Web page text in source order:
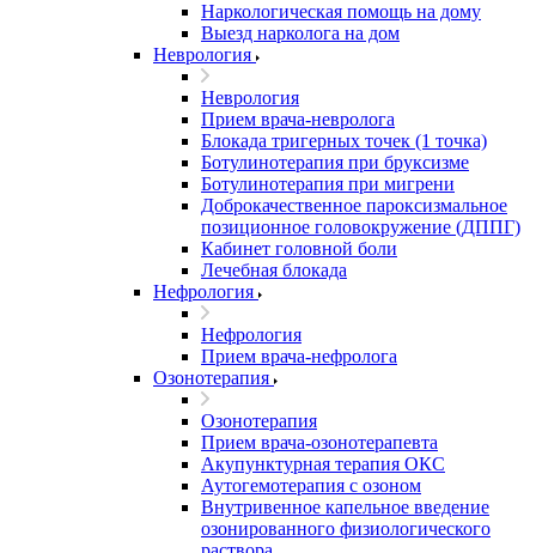
Наркологическая помощь на дому
Выезд нарколога на дом
Неврология
Неврология
Прием врача-невролога
Блокада тригерных точек (1 точка)
Ботулинотерапия при бруксизме
Ботулинотерапия при мигрени
Доброкачественное пароксизмальное
позиционное головокружение (ДППГ)
Кабинет головной боли
Лечебная блокада
Нефрология
Нефрология
Прием врача-нефролога
Озонотерапия
Озонотерапия
Прием врача-озонотерапевта
Акупунктурная терапия ОКС
Аутогемотерапия с озоном
Внутривенное капельное введение
озонированного физиологического